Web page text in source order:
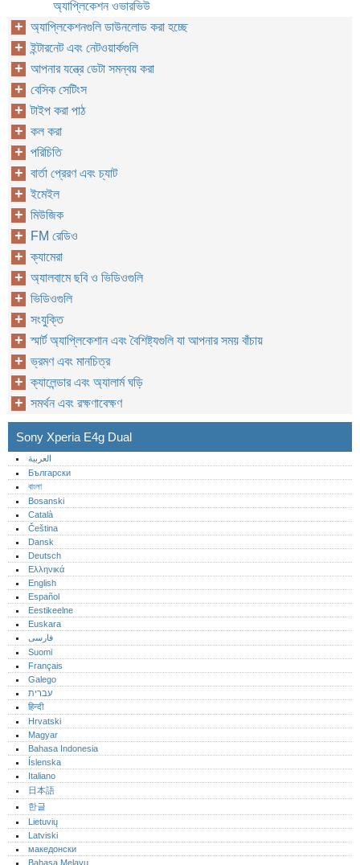
অ্যাপ্লিকেশন ওভারভিউ
অ্যাপ্লিকেশনগুলি ডাউনলোড করা হচ্ছে
ইন্টারনেট এবং নেটওয়ার্কগুলি
আপনার যন্ত্রে ডেটা সমন্বয় করা
বেসিক সেটিংস
টাইপ করা পাঠ
কল করা
পরিচিতি
বার্তা প্রেরণ এবং চ্যাট
ইমেইল
মিউজিক
FM রেডিও
ক্যামেরা
অ্যালবামে ছবি ও ভিডিওগুলি
ভিডিওগুলি
সংযুক্তি
স্মার্ট অ্যাপ্লিকেশান এবং বৈশিষ্ট্যগুলি যা আপনার সময় বাঁচায়
ভ্রমণ এবং মানচিত্র
ক্যালেন্ডার এবং অ্যালার্ম ঘড়ি
সমর্থন এবং রক্ষণাবেক্ষণ
Sony Xperia E4g Dual
العربية
Български
বাংলা
Bosanski
Català
Čeština
Dansk
Deutsch
Ελληνικά
English
Español
Eestikeelne
Euskara
فارسی
Suomi
Français
Galego
עברית
हिन्दी
Hrvatski
Magyar
Bahasa Indonesia
Íslenska
Italiano
日本語
한글
Lietuvių
Latviski
македонски
Bahasa Melayu